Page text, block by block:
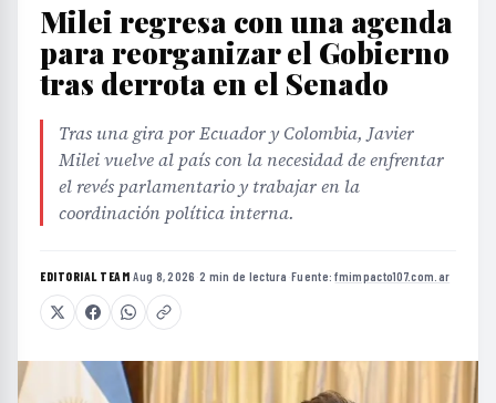
Milei regresa con una agenda
para reorganizar el Gobierno
tras derrota en el Senado
Tras una gira por Ecuador y Colombia, Javier
Milei vuelve al país con la necesidad de enfrentar
el revés parlamentario y trabajar en la
coordinación política interna.
EDITORIAL TEAM·Aug 8, 2026 ·2 min de lectura ·Fuente:fmimpacto107.com.ar